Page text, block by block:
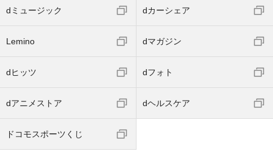
dミュージック dカーシェア
Lemino dマガジン
dヒッツ dフォト
dアニメストア dヘルスケア
ドコモスポーツくじ